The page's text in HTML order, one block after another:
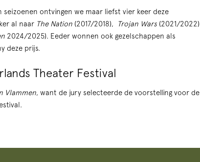
ontvingen we maar liefst vier keer deze
al naar The Nation (2017/2018), Trojan Wars (2021/2022)
2024/2025). Eeder wonnen ook gezelschappen als
deze prijs.
Theater Festival
Vlammen, want de jury selecteerde de voorstelling voor de